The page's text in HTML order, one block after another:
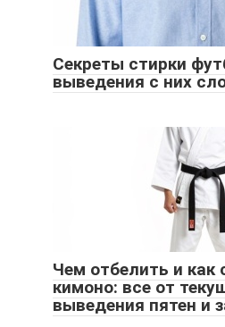
Секреты стирки
выведения с них
Чем отбелить и как
кимоно: все от
выведения пятен и